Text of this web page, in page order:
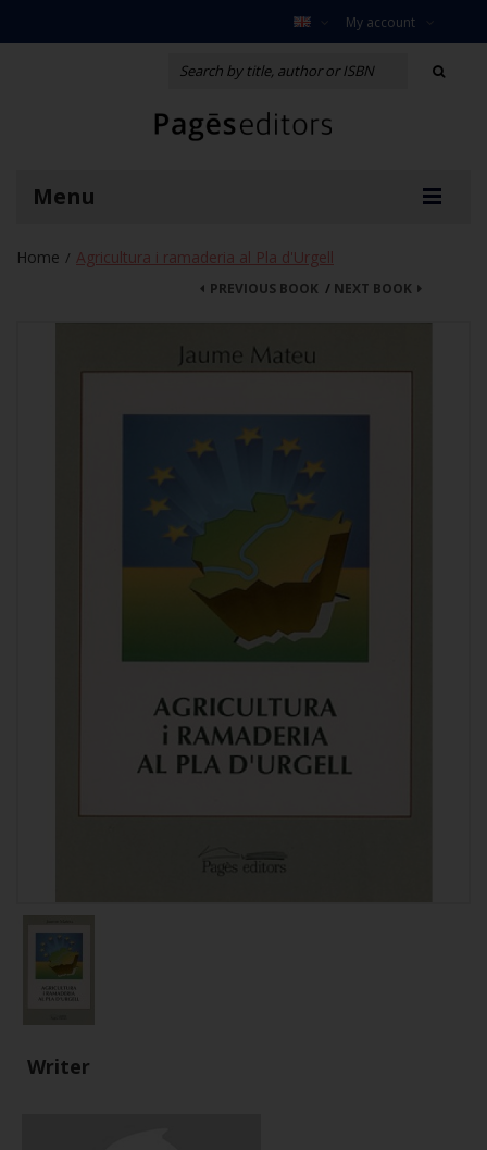
My account
Menu
Home / Agricultura i ramaderia al Pla d'Urgell
NEXT BOOK
PREVIOUS BOOK /
Writer